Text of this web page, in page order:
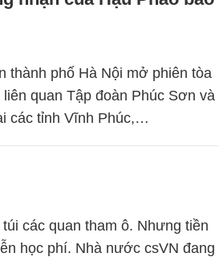
thành phố Hà Nội mở phiên tòa
quan Tập đoàn Phúc Sơn và
các tỉnh Vĩnh Phúc,…
các quan tham ô. Nhưng tiền
học phí. Nhà nước csVN đang